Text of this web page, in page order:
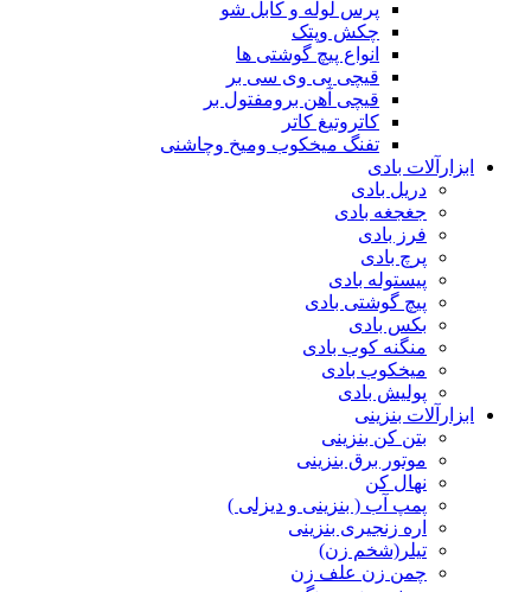
پرس لوله و کابل شو
چکش وپتک
انواع پیچ گوشتی ها
قیچی پی وی سی بر
قیچی آهن برومفتول بر
کاتروتیغ کاتر
تفنگ میخکوب ومیخ وچاشنی
ابزارآلات بادی
دریل بادی
جغجغه بادی
فرز بادی
پرچ بادی
پیستوله بادی
پیچ گوشتی بادی
بکس بادی
منگنه کوب بادی
میخکوب بادی
پولیش بادی
ابزارآلات بنزینی
بتن کن بنزینی
موتور برق بنزینی
نهال کن
پمپ آب ( بنزینی و دیزلی )
اره زنجیری بنزینی
تیلر(شخم زن)
چمن زن علف زن